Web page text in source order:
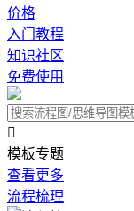
价格
入门教程
知识社区
免费使用

模板专题
查看更多
流程梳理